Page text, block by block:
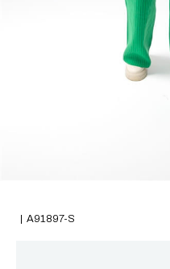
A91897-S